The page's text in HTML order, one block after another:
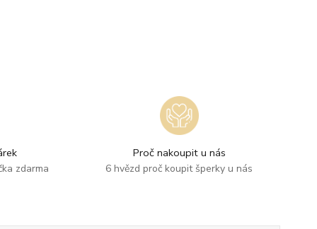
zdarma
Proč nakoupit u nás
6 hvězd proč koupit šperky u nás